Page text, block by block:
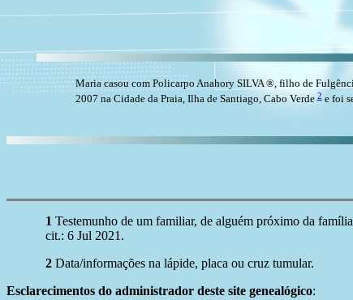
Maria casou com Policarpo Anahory SILVA ®, filho de
2007 na Cidade da Praia, Ilha de Santiago, Cabo Verde2e foi
1 Testemunho de um familiar, de alguém próximo da
cit.: 6 Jul 2021.
2 Data/informações na lápide, placa ou cruz tumular.
Esclarecimentos do administrador deste site genealógico: